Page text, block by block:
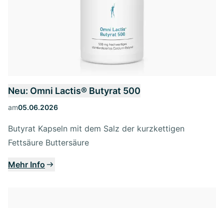
Neu: Omni Lactis® Butyrat 500
am05.06.2026
Butyrat Kapseln mit dem Salz der kurzkettigen
Fettsäure Buttersäure
Mehr Info